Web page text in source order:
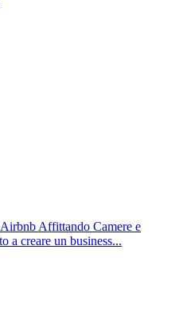
Affittando Camere e
a creare un business...